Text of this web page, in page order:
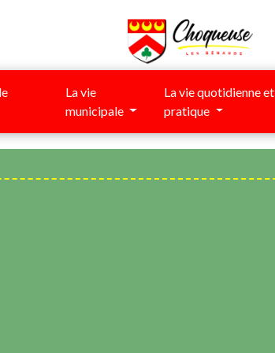
La vie
municipale
La vie quotidienne et
pratique